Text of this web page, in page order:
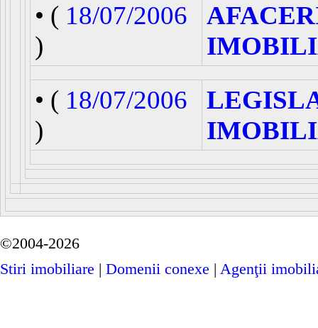
• ( 18/07/2006
)
• ( 18/07/2006
)
©2004-2026
Stiri imobiliare | Domenii conexe | Agenţii